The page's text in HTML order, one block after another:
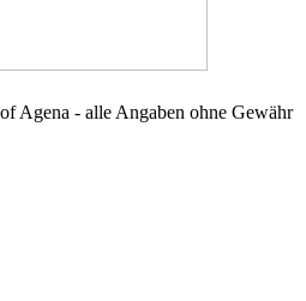
Agena - alle Angaben ohne Gewähr